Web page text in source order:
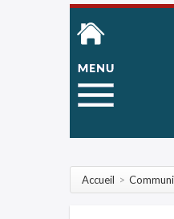
Accueil >